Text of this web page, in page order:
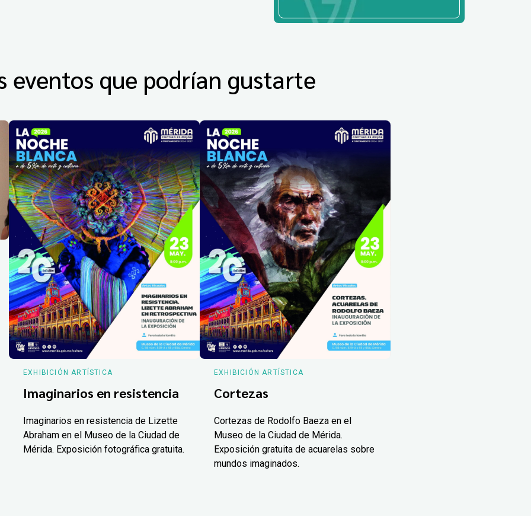
eventos que podrían gustarte
EXHIBICIÓN ARTÍSTICA
Imaginarios en resistencia
Imaginarios en resistencia de Lizette
Abraham en el Museo de la Ciudad de
Mérida. Exposición fotográfica gratuita.
EXHIBICIÓN ARTÍSTICA
Cortezas
Cortezas de Rodolfo Baeza en el
Museo de la Ciudad de Mérida.
Exposición gratuita de acuarelas sobre
mundos imaginados.